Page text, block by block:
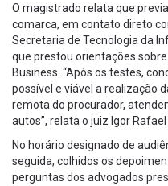
O magistrado relata que
comarca, em contato direto
Secretaria de Tecnologia da
que prestou orientações
Business. “Após os testes,
possível e viável a realização
remota do procurador,
autos”, relata o juiz Igor
No horário designado de
seguida, colhidos os
perguntas dos advogados